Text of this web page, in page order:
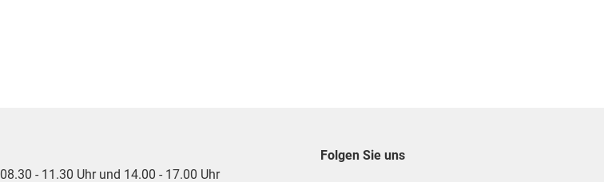
08.30 - 11.30 Uhr und 14.00 - 17.00 Uhr
Folgen Sie uns